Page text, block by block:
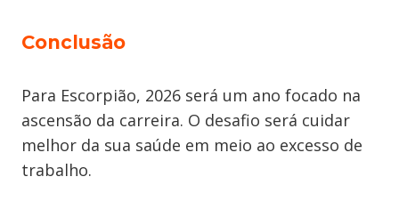
Conclusão
Para Escorpião, 2026 será um ano focado na
ascensão da carreira. O desafio será cuidar
melhor da sua saúde em meio ao excesso de
trabalho.